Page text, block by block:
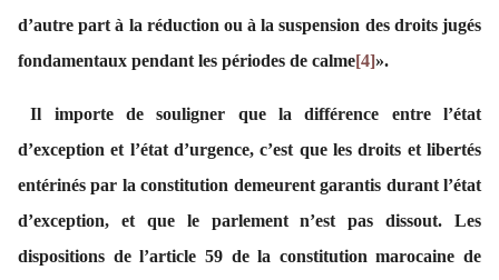
d’autre part à la réduction ou à la suspension des droits jugés
fondamentaux pendant les périodes de calme[4]».
Il importe de souligner que la différence entre l’état
d’exception et l’état d’urgence, c’est que les droits et libertés
entérinés par la constitution demeurent garantis durant l’état
d’exception, et que le parlement n’est pas dissout. Les
dispositions de l’article 59 de la constitution marocaine de